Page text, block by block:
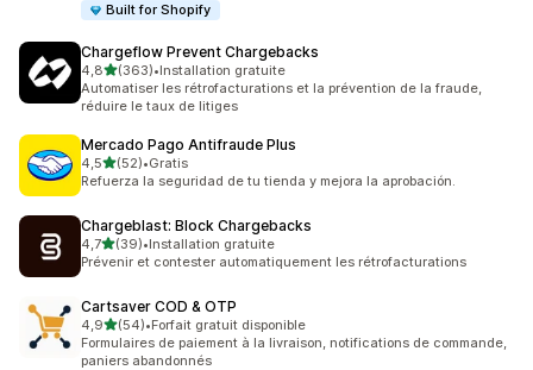
Built for Shopify
Chargeflow Prevent Chargebacks
4,8étoile(s) sur 5
(363)
363 avis au total
•Installation gratuite
Automatiser les rétrofacturations et la prévention de la fraude,
réduire le taux de litiges
Mercado Pago Antifraude Plus
4,5étoile(s) sur 5
(52)
52 avis au total
•Gratis
Refuerza la seguridad de tu tienda y mejora la aprobación.
Chargeblast: Block Chargebacks
4,7étoile(s) sur 5
(39)
39 avis au total
•Installation gratuite
Prévenir et contester automatiquement les rétrofacturations
Cartsaver COD & OTP
4,9étoile(s) sur 5
(54)
54 avis au total
•Forfait gratuit disponible
Formulaires de paiement à la livraison, notifications de commande,
paniers abandonnés